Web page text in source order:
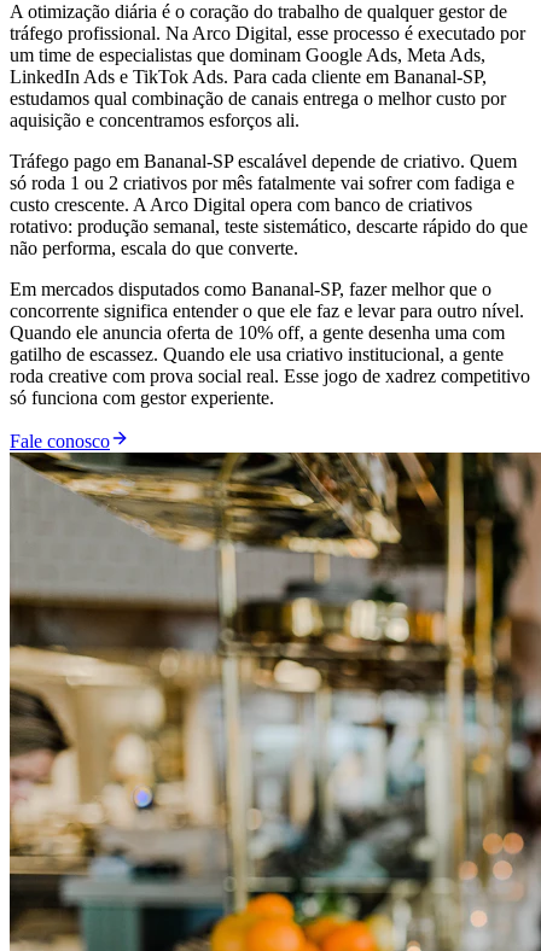
A otimização diária é o coração do trabalho de qualquer gestor de
tráfego profissional. Na Arco Digital, esse processo é executado por
um time de especialistas que dominam Google Ads, Meta Ads,
LinkedIn Ads e TikTok Ads. Para cada cliente em Bananal-SP,
estudamos qual combinação de canais entrega o melhor custo por
aquisição e concentramos esforços ali.
Tráfego pago em Bananal-SP escalável depende de criativo. Quem
só roda 1 ou 2 criativos por mês fatalmente vai sofrer com fadiga e
custo crescente. A Arco Digital opera com banco de criativos
rotativo: produção semanal, teste sistemático, descarte rápido do que
não performa, escala do que converte.
Em mercados disputados como Bananal-SP, fazer melhor que o
concorrente significa entender o que ele faz e levar para outro nível.
Quando ele anuncia oferta de 10% off, a gente desenha uma com
gatilho de escassez. Quando ele usa criativo institucional, a gente
roda creative com prova social real. Esse jogo de xadrez competitivo
só funciona com gestor experiente.
Fale conosco